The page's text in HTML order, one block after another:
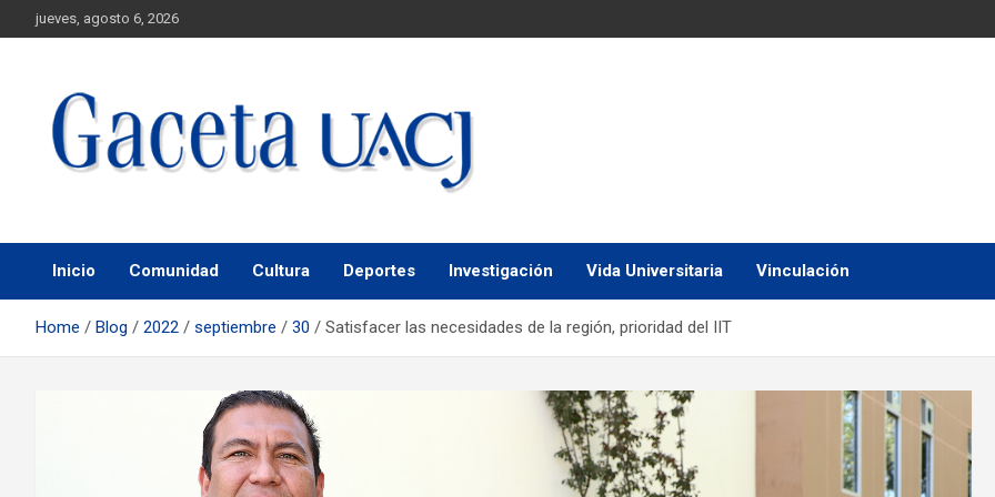
jueves, agosto 6, 2026
Gaceta UACJ
Inicio Comunidad Cultura Deportes Investigación Vida Universitaria Vinculación
Home Blog 2022 septiembre 30 Satisfacer las necesidades de la región, prioridad del IIT